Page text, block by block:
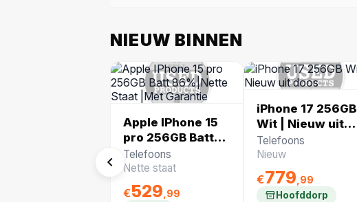
NIEUW BINNEN
Apple IPhone 15
pro 256GB Batt
86%|Nette Staat
|Met Garantie
Telefoons
Nette staat
€529 ,99
iPhone 17 256GB
Wit | Nieuw uit
doos
Telefoons
Nieuw
€779 ,99
Hoofddorp